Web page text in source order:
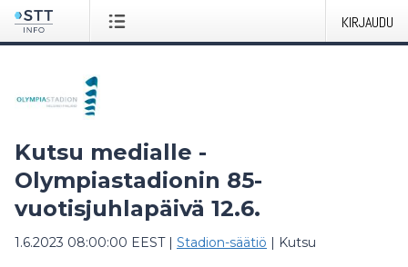
KIRJAUDU
Kutsu medialle -
Olympiastadionin 85-
vuotisjuhlapäivä 12.6.
1.6.2023 08:00:00 EEST| Stadion-säätiö | Kutsu